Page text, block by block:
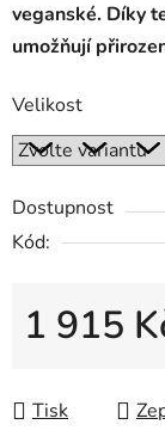
veganské. Díky
umožňují
Velikost
Dostupnost
Kód:
1 915
Tisk